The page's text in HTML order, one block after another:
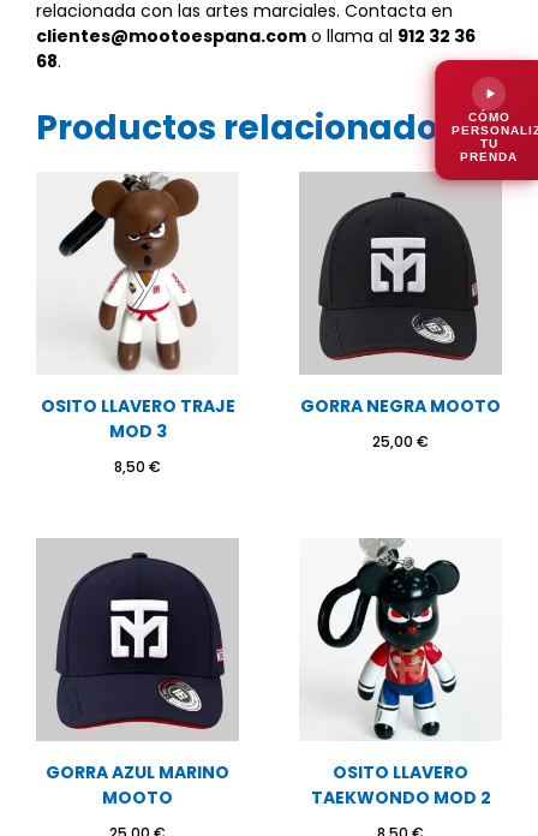
relacionada con las artes marciales. Contacta en
clientes@mootoespana.com o llama al 912 32 36
68.
Productos relacionados
OSITO LLAVERO TRAJE
MOD 3
8,50 €
GORRA NEGRA MOOTO
25,00 €
GORRA AZUL MARINO
MOOTO
OSITO LLAVERO
TAEKWONDO MOD 2
CÓMO
TU
PRENDA